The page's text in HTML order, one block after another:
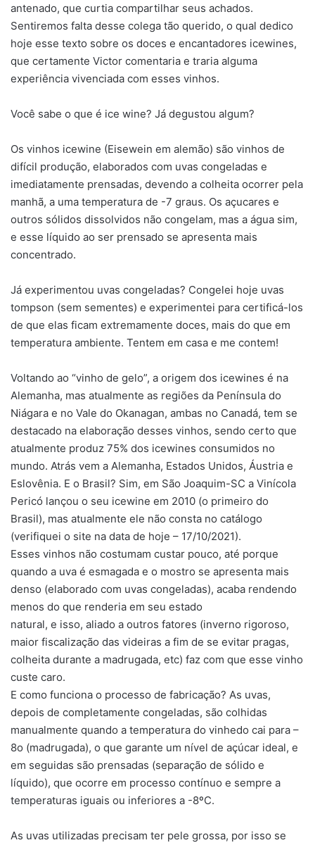
antenado, que curtia compartilhar seus achados.
Sentiremos falta desse colega tão querido, o qual dedico
hoje esse texto sobre os doces e encantadores icewines,
que certamente Victor comentaria e traria alguma
experiência vivenciada com esses vinhos.
Você sabe o que é ice wine? Já degustou algum?
Os vinhos icewine (Eisewein em alemão) são vinhos de
difícil produção, elaborados com uvas congeladas e
imediatamente prensadas, devendo a colheita ocorrer pela
manhã, a uma temperatura de -7 graus. Os açucares e
outros sólidos dissolvidos não congelam, mas a água sim,
e esse líquido ao ser prensado se apresenta mais
concentrado.
Já experimentou uvas congeladas? Congelei hoje uvas
tompson (sem sementes) e experimentei para certificá-los
de que elas ficam extremamente doces, mais do que em
temperatura ambiente. Tentem em casa e me contem!
Voltando ao “vinho de gelo”, a origem dos icewines é na
Alemanha, mas atualmente as regiões da Península do
Niágara e no Vale do Okanagan, ambas no Canadá, tem se
destacado na elaboração desses vinhos, sendo certo que
atualmente produz 75% dos icewines consumidos no
mundo. Atrás vem a Alemanha, Estados Unidos, Áustria e
Eslovênia. E o Brasil? Sim, em São Joaquim-SC a Vinícola
Pericó lançou o seu icewine em 2010 (o primeiro do
Brasil), mas atualmente ele não consta no catálogo
(verifiquei o site na data de hoje – 17/10/2021).
Esses vinhos não costumam custar pouco, até porque
quando a uva é esmagada e o mostro se apresenta mais
denso (elaborado com uvas congeladas), acaba rendendo
menos do que renderia em seu estado
natural, e isso, aliado a outros fatores (inverno rigoroso,
maior fiscalização das videiras a fim de se evitar pragas,
colheita durante a madrugada, etc) faz com que esse vinho
custe caro.
E como funciona o processo de fabricação? As uvas,
depois de completamente congeladas, são colhidas
manualmente quando a temperatura do vinhedo cai para –
8o (madrugada), o que garante um nível de açúcar ideal, e
em seguidas são prensadas (separação de sólido e
líquido), que ocorre em processo contínuo e sempre a
temperaturas iguais ou inferiores a -8ºC.
As uvas utilizadas precisam ter pele grossa, por isso se